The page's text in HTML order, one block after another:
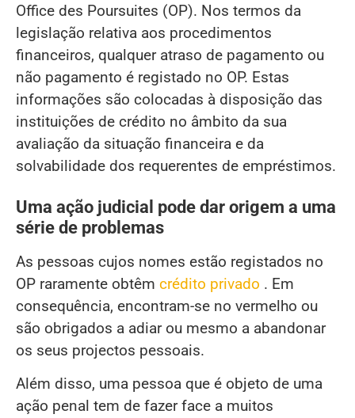
Office des Poursuites (OP). Nos termos da
legislação relativa aos procedimentos
financeiros, qualquer atraso de pagamento ou
não pagamento é registado no OP. Estas
informações são colocadas à disposição das
instituições de crédito no âmbito da sua
avaliação da situação financeira e da
solvabilidade dos requerentes de empréstimos.
Uma ação judicial pode dar origem a uma
série de problemas
As pessoas cujos nomes estão registados no
OP raramente obtêm crédito privado . Em
consequência, encontram-se no vermelho ou
são obrigados a adiar ou mesmo a abandonar
os seus projectos pessoais.
Além disso, uma pessoa que é objeto de uma
ação penal tem de fazer face a muitos